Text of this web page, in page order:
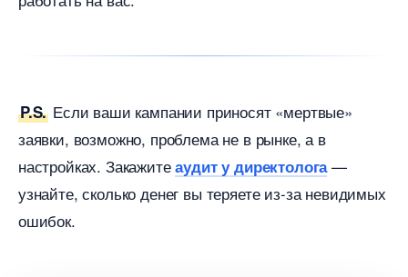
P.S. Если ваши кампании приносят «мертвые»
заявки, возможно, проблема не в рынке, а
настройках. Закажитеаудит у директолога—
узнайте, сколько денег вы теряете из-за невидимых
ошибок.